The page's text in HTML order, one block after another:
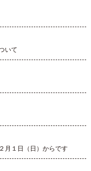
いて
月１日（日）からです